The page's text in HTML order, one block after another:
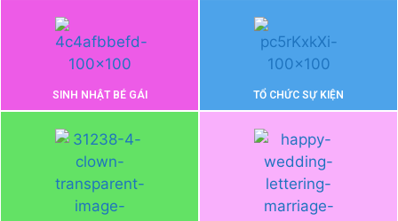
SINH NHẬT BÉ GÁI TỔ CHỨC SỰ KIỆN